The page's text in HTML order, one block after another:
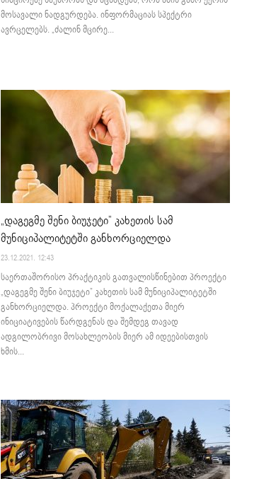
მოსავალი ნადგურდება. ინფორმაციას სპექტრი
ავრცელებს. „ძალინ მცირე...
„დაგეგმე შენი ბიუჯეტი” კახეთის სამ
მუნიციპალიტეტში განხორციელდა
23.12.2021. 12:43
საერთაშორისო პრაქტიკის გათვალისწინებით პროექტი
„დაგეგმე შენი ბიუჯეტი” კახეთის სამ მუნიციპალიტეტში
განხორციელდა. პროექტი მოქალაქეთა მიერ
ინიციატივების წარდგენას და შემდეგ თავად
ადგილობრივი მოსახლეობის მიერ ამ იდეებისთვის
ხმის...